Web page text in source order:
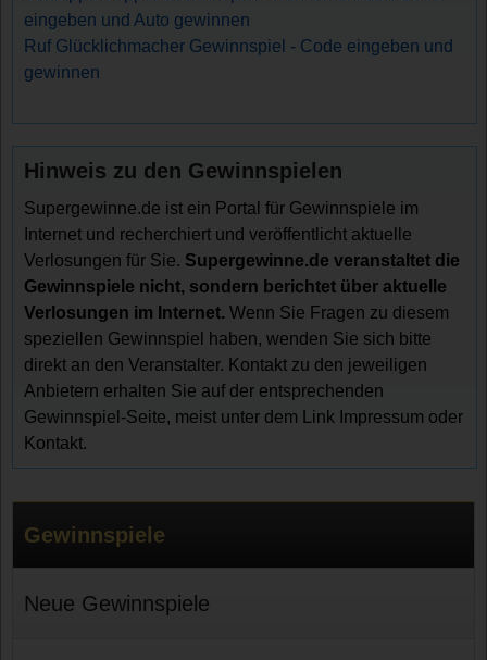
eingeben und Auto gewinnen
Ruf Glücklichmacher Gewinnspiel - Code eingeben und
gewinnen
Hinweis zu den Gewinnspielen
Supergewinne.de ist ein Portal für Gewinnspiele im
Internet und recherchiert und veröffentlicht aktuelle
Verlosungen für Sie. Supergewinne.de veranstaltet die
Gewinnspiele nicht, sondern berichtet über aktuelle
Verlosungen im Internet. Wenn Sie Fragen zu diesem
speziellen Gewinnspiel haben, wenden Sie sich bitte
direkt an den Veranstalter. Kontakt zu den jeweiligen
Anbietern erhalten Sie auf der entsprechenden
Gewinnspiel-Seite, meist unter dem Link Impressum oder
Kontakt.
Gewinnspiele
Neue Gewinnspiele